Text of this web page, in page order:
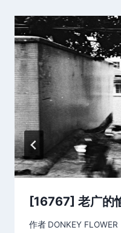
[16767] 老广的
作者 DONKEY FLOWER